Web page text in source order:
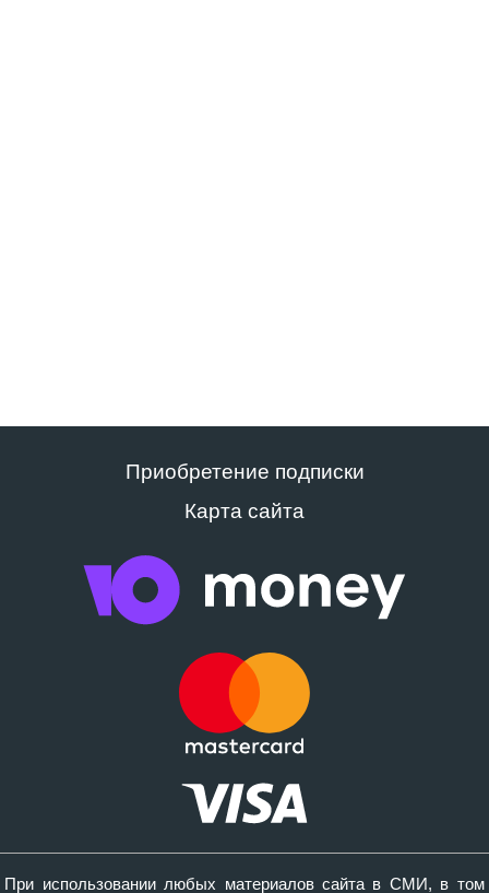
Приобретение подписки
Карта сайта
При использовании любых материалов сайта в СМИ, в том